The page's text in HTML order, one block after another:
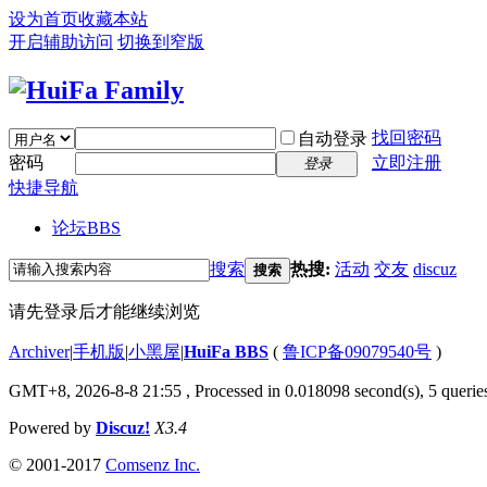
设为首页收藏本站
开启辅助访问 切换到窄版
自动登录 找回密码
密码
登录
立即注册
快捷导航
论坛BBS
搜索 搜索 热搜: 活动 交友 discuz
请先登录后才能继续浏览
Archiver|手机版|小黑屋|HuiFa BBS ( 鲁ICP备09079540号 )
GMT+8, 2026-8-8 21:55 , Processed in 0.018098 second(s), 5
Powered by Discuz! X3.4
© 2001-2017 Comsenz Inc.